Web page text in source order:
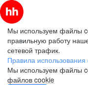
Мы используем файлы
правильную работу
сетевой трафик.
Правила
Мы используем файлы
файлов cookie